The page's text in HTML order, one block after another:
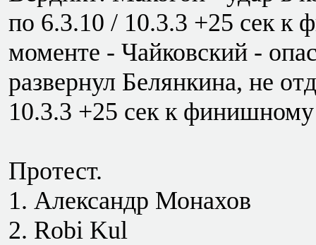
по 6.3.10 / 10.3.3 +25 сек
моменте - Чайковский -
развернул Белянкина, не
10.3.3 +25 сек к
Протест.
1. Александр Монахов
2. Robi Kul